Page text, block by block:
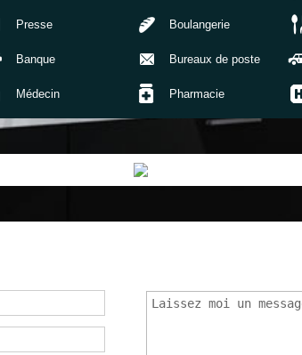
Presse Boulangerie
Banque Bureaux de poste
Médecin Pharmacie